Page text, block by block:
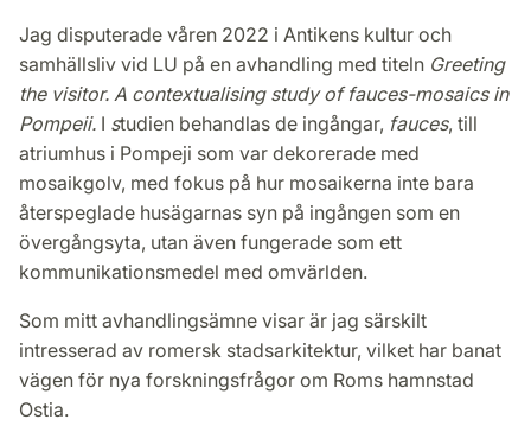
Jag disputerade våren 2022 i Antikens kultur och
samhällsliv vid LU på en avhandling med titeln Greeting
the visitor. A contextualising study of fauces-mosaics in
Pompeii. I studien behandlas de ingångar, fauces, till
atriumhus i Pompeji som var dekorerade med
mosaikgolv, med fokus på hur mosaikerna inte bara
återspeglade husägarnas syn på ingången som en
övergångsyta, utan även fungerade som ett
kommunikationsmedel med omvärlden.
Som mitt avhandlingsämne visar är jag särskilt
intresserad av romersk stadsarkitektur, vilket har banat
vägen för nya forskningsfrågor om Roms hamnstad
Ostia.